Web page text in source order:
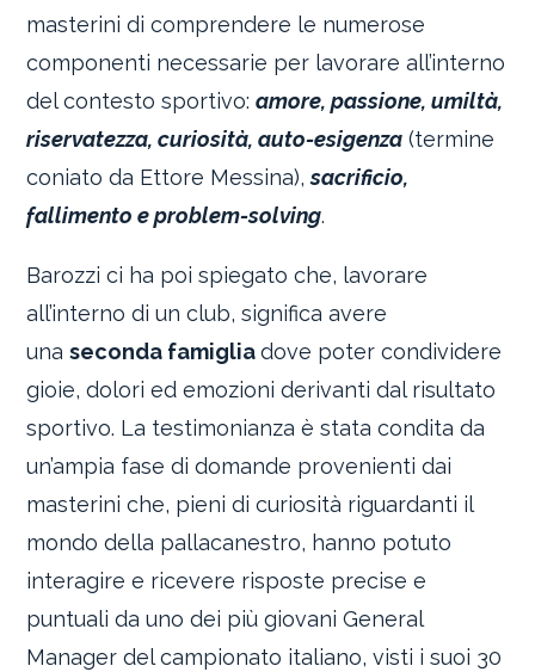
masterini di comprendere le numerose
componenti necessarie per lavorare all’interno
del contesto sportivo:amore, passione, umiltà,
riservatezza, curiosità, auto-esigenza (termine
coniato da Ettore Messina),sacrificio,
fallimento e problem-solving.
Barozzi ci ha poi spiegato che, lavorare
all’interno di un club, significa avere
unaseconda famigliadove poter condividere
gioie, dolori ed emozioni derivanti dal risultato
sportivo. La testimonianza è stata condita da
un’ampia fase di domande provenienti dai
masterini che, pieni di curiosità riguardanti il
mondo della pallacanestro, hanno potuto
interagire e ricevere risposte precise e
puntuali da uno dei più giovani General
Manager del campionato italiano, visti i suoi 30